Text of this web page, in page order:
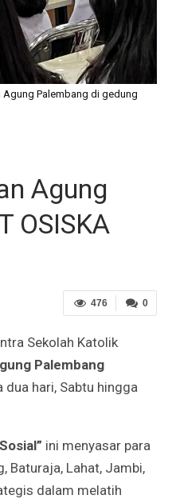
Agung Palembang di gedung
Agung
OSISKA
0
476
Sekolah Katolik
Palembang
dua hari, Sabtu hingga
ini menyasar para
Baturaja, Lahat, Jambi,
dalam melatih
Godaan-Godaan dalam